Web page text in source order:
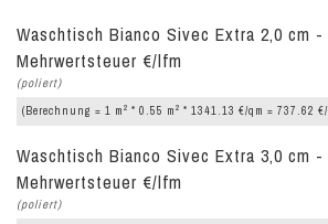
Waschtisch Bianco Sivec Extra 2,0 cm -
Mehrwertsteuer €/lfm
(poliert)
(Berechnung = 1 m 2 * 0.55 m 2 * 1341.13 €/qm = 737.62 €/
Waschtisch Bianco Sivec Extra 3,0 cm -
Mehrwertsteuer €/lfm
(poliert)